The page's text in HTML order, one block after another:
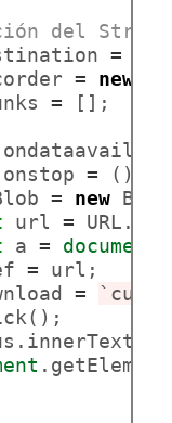
del
=
= new
= [];
= ()
= new
url =
a = document
= url;
= `cut_